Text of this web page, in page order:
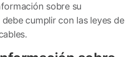
sobre su
cumplir con las leyes de